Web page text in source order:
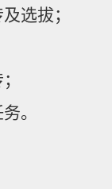
选拔；
。